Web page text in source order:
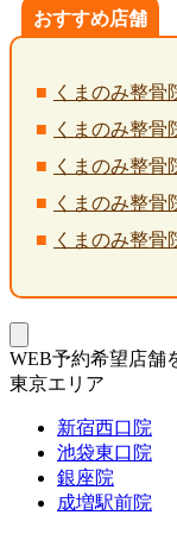
おすすめ店舗
くまのみ整骨
くまのみ整骨
くまのみ整骨
くまのみ整骨
くまのみ整骨
WEB予約希望店舗
東京エリア
新宿西口院
池袋東口院
銀座院
成増駅前院